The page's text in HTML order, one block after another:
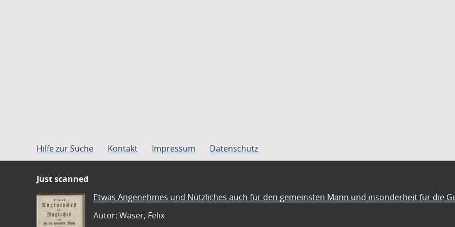
Hilfe zur Suche Kontakt Impressum Datenschutz
Just scanned
Etwas Angenehmes und Nützliches auch für den gemeinsten Mann und insonderheit für die
Autor: Waser, Felix